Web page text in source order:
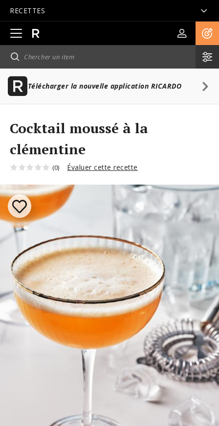
RECETTES
Ouvrir
la
navigation
principale
Télécharger la nouvelle application RICARDO
Cocktail moussé à la
clémentine
(0) Évaluer cette recette